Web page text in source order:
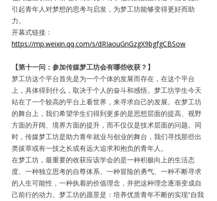
引起青年人对梦想的思考与启发，为梦工坊能够变得更好而助
力。
开幕式链接：
https://mp.weixin.qq.com/s/dRIaouGnGzgX9bgfgCBSow
【第十一问：参加传媒梦工坊会有哪些收获？】
梦工坊这个平台首先是为一个个体的发展而存在，在这个平台
上，具体得到什么，取决于个人的奋斗和感悟。梦工坊学生今天
站在了一个较高的平台上看世界，来寻求自己的发展。在梦工坊
的舞台上，我们希望学生们得到更多的是思想层面的提高、视野
方面的开阔、境界方面的提升，而不仅仅是技术层面的问题。同
时，传媒梦工坊是助力青年就业与创业的舞台，我们寻找那些出
类拔萃或有一技之长或有远大追求和抱负的青年人。
在梦工坊，最重要的收获应该学会的是一种积极向上的生活态
度、一种独立思考的自尊体系、一种冒险的勇气、一种不断寻求
的人生可能性，一种执着的价值理念，并把这种理念逐渐变成自
己前行的动力。梦工坊的愿景是：培养优质青年不断的实现“自我